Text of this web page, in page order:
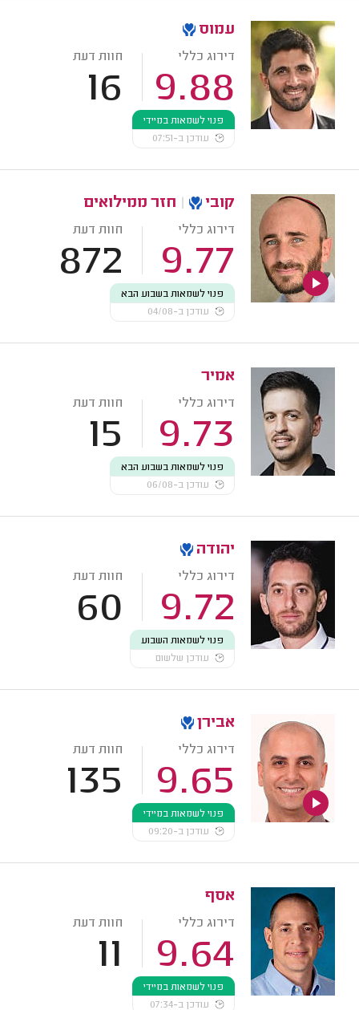
עמוס
דירוג כללי
9.88
חוות דעת
16
פנוי לשמאות במיידי
עודכן ב-07:51
קובי חזר ממילואים
דירוג כללי
9.77
חוות דעת
872
פנוי לשמאות בשבוע הבא
עודכן ב-04/08
אמיר
דירוג כללי
9.73
חוות דעת
15
פנוי לשמאות בשבוע הבא
עודכן ב-06/08
יהודה
דירוג כללי
9.72
חוות דעת
60
פנוי לשמאות השבוע
עודכן שלשום
אבירן
דירוג כללי
9.65
חוות דעת
135
פנוי לשמאות במיידי
עודכן ב-09:20
אסף
דירוג כללי
9.64
חוות דעת
11
פנוי לשמאות במיידי
עודכן ב-07:34